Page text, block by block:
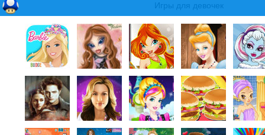
Игры для девочек